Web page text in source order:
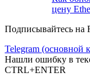
цену
Подписывайтесь на
Telegram (основной
Нашли ошибку в
CTRL+ENTER